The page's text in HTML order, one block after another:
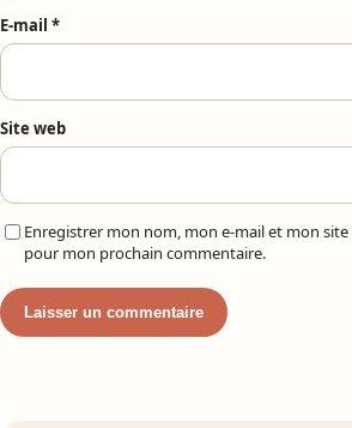
E-mail *
Site web
Enregistrer mon nom, mon e-mail et mon
pour mon prochain commentaire.